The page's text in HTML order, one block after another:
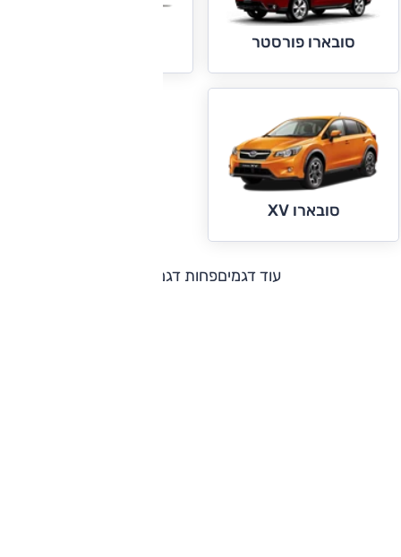
סובארו פורסטר
סובארו XV
עוד דגמיםפחות דגמים